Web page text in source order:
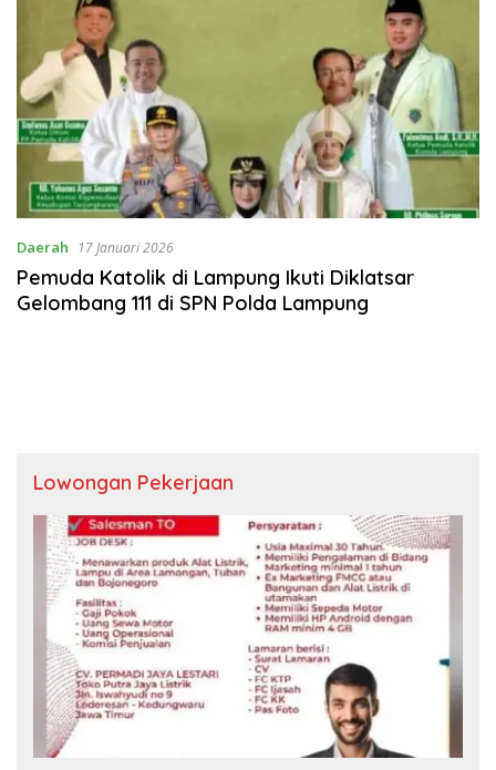
Daerah 17 Januari 2026
Pemuda Katolik di Lampung Ikuti Diklatsar
Gelombang 111 di SPN Polda Lampung
Lowongan Pekerjaan